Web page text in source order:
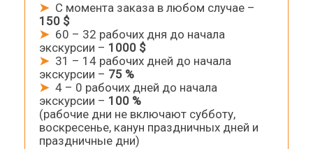
➤С момента заказа в любом случае –
150 $
➤60 – 32 рабочих дня до начала
экскурсии – 1000 $
➤31 – 14 рабочих дней до начала
экскурсии – 75 %
➤4 – 0 рабочих дней до начала
экскурсии – 100 %
(рабочие дни не включают субботу,
воскресенье, канун праздничных дней и
праздничные дни)